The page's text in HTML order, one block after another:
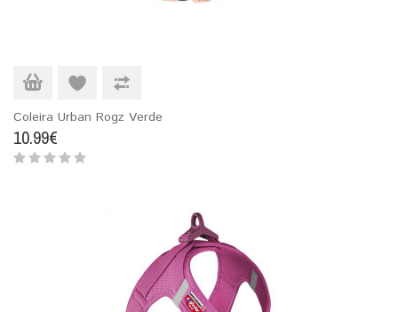
Coleira Urban Rogz Verde
10.99€